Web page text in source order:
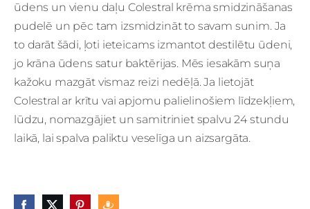
ūdens un vienu daļu Colestral krēma smidzināšanas
pudelē un pēc tam izsmidzināt to savam sunim. Ja
to darāt šādi, ļoti ieteicams izmantot destilētu ūdeni,
jo krāna ūdens satur baktērijas. Mēs iesakām suņa
kažoku mazgāt vismaz reizi nedēļā. Ja lietojāt
Colestral ar krītu vai apjomu palielinošiem līdzekļiem,
lūdzu, nomazgājiet un samitriniet spalvu 24 stundu
laikā, lai spalva paliktu veselīga un aizsargāta.